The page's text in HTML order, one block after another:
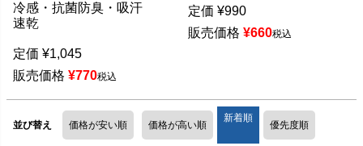
冷感・抗菌防臭・吸汗
速乾
定価 ¥1,045
販売価格 ¥770税込
定価 ¥990
販売価格 ¥660税込
並び替え 価格が安い順 価格が高い順
新着順
優先度順